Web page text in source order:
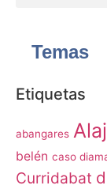
Temas
Etiquetas
abangares
belén caso
Curridabat